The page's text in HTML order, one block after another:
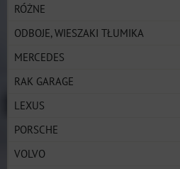
RÓŻNE
ODBOJE, WIESZAKI TŁUMIKA
MERCEDES
RAK GARAGE
LEXUS
PORSCHE
VOLVO